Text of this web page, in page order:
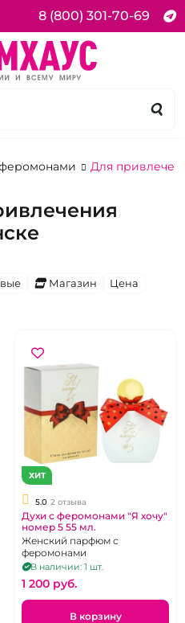
8 (800) 301-70-69
Для
Магазин
Цена
ХИТ
5.0 2 отзыва
Духи с феромонами "Я хочу"
номер 5 55 мл.
Женский парфюм с
феромонами
В наличии: 1 шт.
1 200 pуб.
В корзину